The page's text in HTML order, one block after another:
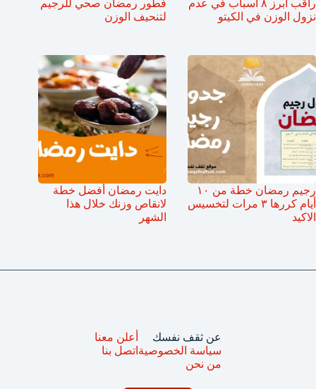
راقب أبرز ٨ أسباب في عدم
نزول الوزن في الكيتو
فطور رمضان صحي للرجيم
لتنحيف الوزن
رجيم رمضان خطة من ١٠
أيام كررها ٣ مرات لتخسيس
الاكيد
دايت رمضان أفضل خطة
لانقاص وزنك خلال هذا
الشهر
عن ثقف نفسك
سياسة الخصوصية
من نحن
أعلن معنا
اتصل بنا